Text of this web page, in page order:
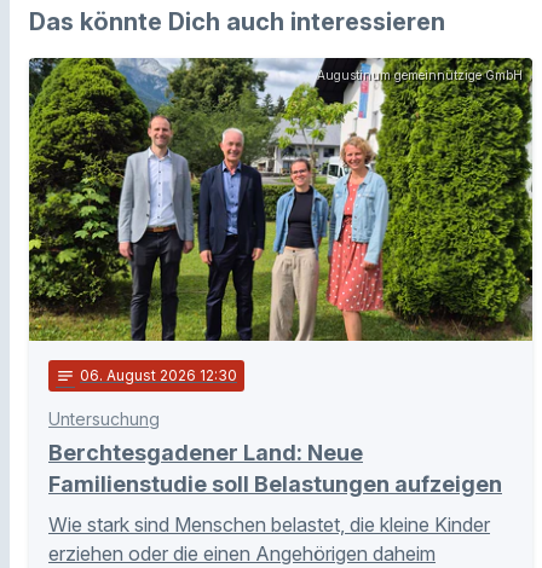
Das könnte Dich auch interessieren
Augustinum gemeinnützige GmbH
notes 06. August 2026 12:30
Untersuchung
Berchtesgadener Land: Neue
Familienstudie soll Belastungen aufzeigen
Wie stark sind Menschen belastet, die kleine Kinder
erziehen oder die einen Angehörigen daheim